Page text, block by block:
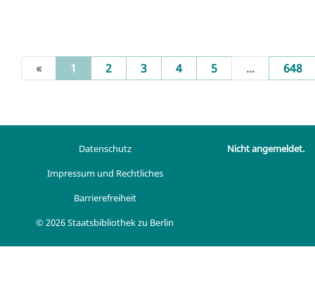
« 1 (current)
2 3 4 5 ... 648
Datenschutz
Impressum und Rechtliches
Barrierefreiheit
© 2026 Staatsbibliothek zu Berlin
Nicht angemeldet.